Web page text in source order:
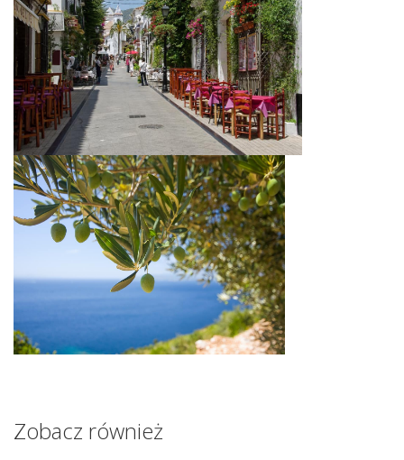
Zobacz również